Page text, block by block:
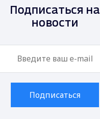
Подписаться на
новости
Подписаться